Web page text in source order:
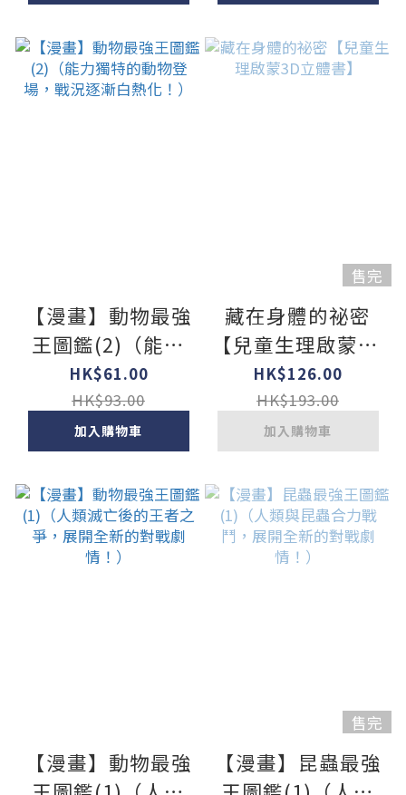
【漫畫】動物最強
王圖鑑(2)（能力
獨特的動物登場，
戰況逐漸白熱
化！）
HK$61.00
HK$93.00
加入購物車
售完
藏在身體的祕密
【兒童生理啟蒙3D
立體書】
HK$126.00
HK$193.00
加入購物車
【漫畫】動物最強
售完
【漫畫】昆蟲最強